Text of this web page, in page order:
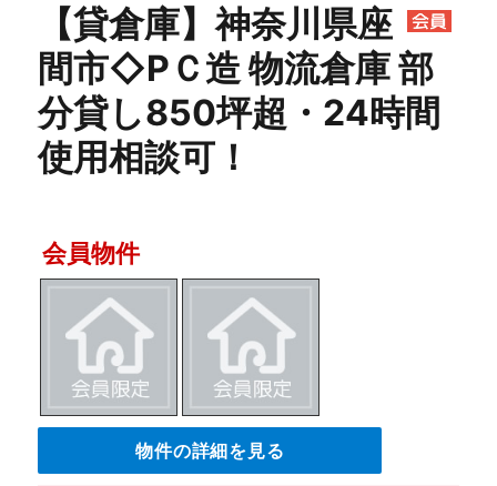
【貸倉庫】神奈川県座
間市◇PＣ造 物流倉庫 部
分貸し850坪超・24時間
使用相談可！
会員物件
物件の詳細を見る